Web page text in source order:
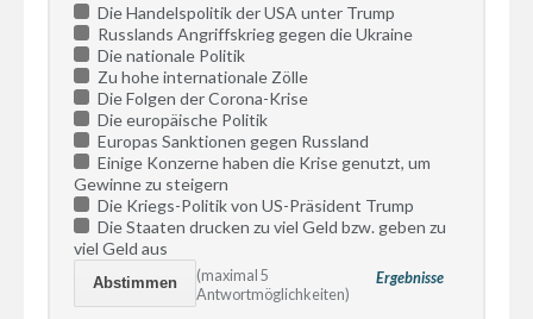
Die Handelspolitik der USA unter Trump
Russlands Angriffskrieg gegen die Ukraine
Die nationale Politik
Zu hohe internationale Zölle
Die Folgen der Corona-Krise
Die europäische Politik
Europas Sanktionen gegen Russland
Einige Konzerne haben die Krise genutzt, um
Gewinne zu steigern
Die Kriegs-Politik von US-Präsident Trump
Die Staaten drucken zu viel Geld bzw. geben zu
viel Geld aus
Ergebnisse
(maximal 5
Antwortmöglichkeiten)